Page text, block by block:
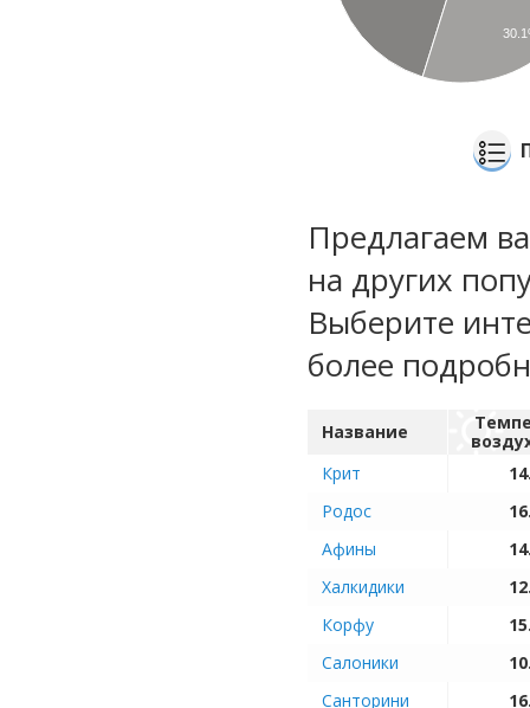
Предлагаем
на других
Выберите
более
Название
Крит
Родос
Афины
Халкидики
Корфу
Салоники
Санторини